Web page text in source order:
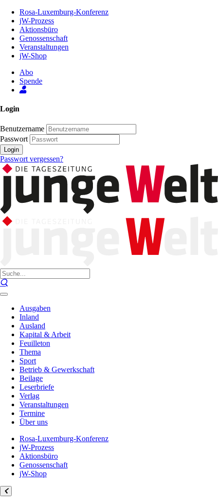
Inhalt
Seite
Rosa-Luxemburg-Konferenz
jW-Prozess
Aktionsbüro
Genossenschaft
Veranstaltungen
jW-Shop
Abo
Spende
Login
Benutzername
Passwort
Login
Passwort vergessen?
Ausgaben
Inland
Ausland
Kapital & Arbeit
Feuilleton
Thema
Sport
Betrieb & Gewerkschaft
Beilage
Leserbriefe
Verlag
Veranstaltungen
Termine
Über uns
Rosa-Luxemburg-Konferenz
jW-Prozess
Aktionsbüro
Genossenschaft
jW-Shop